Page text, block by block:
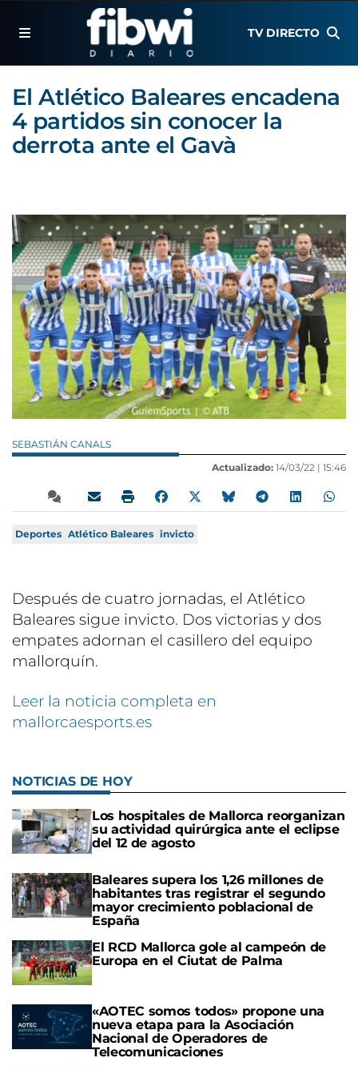
TV DIRECTO
El Atlético Baleares encadena
4 partidos sin conocer la
derrota ante el Gavà
SEBASTIÁN CANALS
Actualizado: 14/03/22 | 15:46
Deportes Atlético Baleares invicto
Después de cuatro jornadas, el Atlético
Baleares sigue invicto. Dos victorias y dos
empates adornan el casillero del equipo
mallorquín.
Leer la noticia completa en
mallorcaesports.es
NOTICIAS DE HOY
Los hospitales de Mallorca reorganizan
su actividad quirúrgica ante el eclipse
del 12 de agosto
Baleares supera los 1,26 millones de
habitantes tras registrar el segundo
mayor crecimiento poblacional de
España
El RCD Mallorca gole al campeón de
Europa en el Ciutat de Palma
«AOTEC somos todos» propone una
nueva etapa para la Asociación
Nacional de Operadores de
Telecomunicaciones